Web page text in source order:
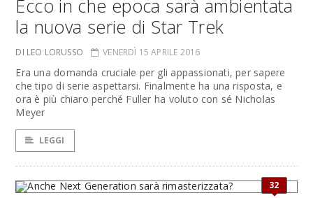
Ecco in che epoca sarà ambientata
la nuova serie di Star Trek
DI LEO LORUSSO VENERDÌ 15 APRILE 2016
Era una domanda cruciale per gli appassionati, per sapere
che tipo di serie aspettarsi. Finalmente ha una risposta, e
ora è più chiaro perché Fuller ha voluto con sé Nicholas
Meyer
LEGGI
32